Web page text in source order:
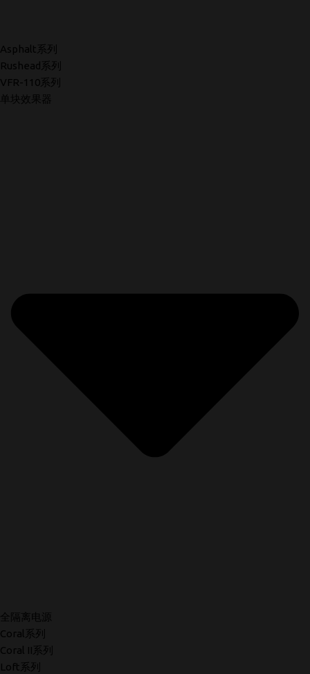
Asphalt系列
Rushead系列
VFR-110系列
单块效果器
全隔离电源
Coral系列
Coral II系列
Loft系列